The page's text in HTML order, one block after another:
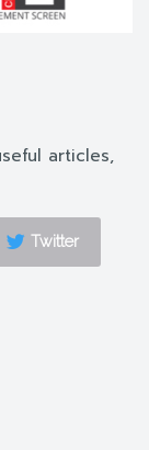
articles,
Twitter